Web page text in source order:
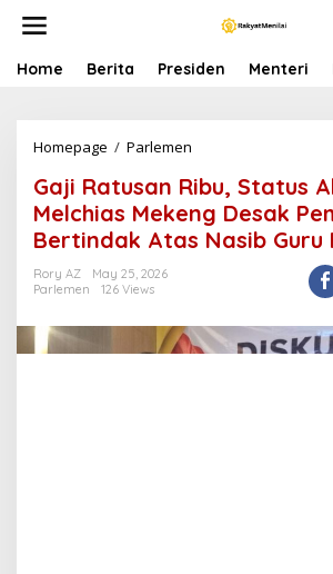
Home Berita Presiden Menteri
Homepage / Parlemen
j
i
R
a
a
n
Gaji Ratusan Ribu, Status
Melchias Mekeng Desak
Bertindak Atas Nasib Guru
Rory AZ
May 25, 2026
Parlemen
126 Views